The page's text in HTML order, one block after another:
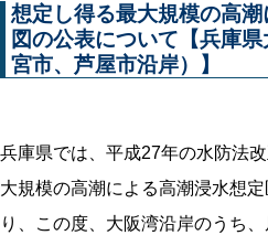
想定し得る最大規模の高
図の公表について【兵庫
宮市、芦屋市沿岸）】
兵庫県では、平成27年の水防法
大規模の高潮による高潮浸水想
り、この度、大阪湾沿岸のうち